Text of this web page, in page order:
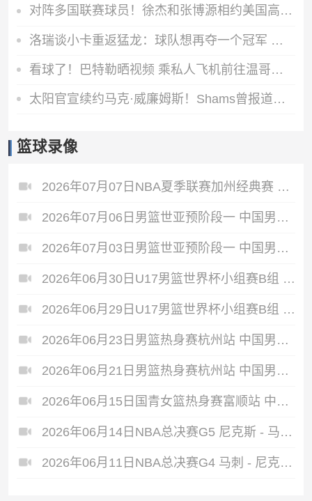
对阵多国联赛球员！徐杰和张博源相约美国高质量野球局
洛瑞谈小卡重返猛龙：球队想再夺一个冠军 这一切都将从小卡开始
看球了！巴特勒晒视频 乘私人飞机前往温哥华观战哥伦比亚VS瑞士
太阳官宣续约马克·威廉姆斯！Shams曾报道其合同为3年3800万美元
篮球录像
2026年07月07日NBA夏季联赛加州经典赛 热火 - 勇士 全场录像
2026年07月06日男篮世亚预阶段一 中国男篮 - 中国台北男篮 全场录像
2026年07月03日男篮世亚预阶段一 中国男篮 - 日本男篮 全场录像
2026年06月30日U17男篮世界杯小组赛B组 立陶宛U17男篮 - 中国U17男篮 全场录像
2026年06月29日U17男篮世界杯小组赛B组 中国U17男篮 - 加拿大U17男篮 录像
2026年06月23日男篮热身赛杭州站 中国男篮 - 荷兰男篮 全场录像
2026年06月21日男篮热身赛杭州站 中国男篮 - 澳大利亚男篮 全场录像
2026年06月15日国青女篮热身赛富顺站 中国U17女篮 - 伏伊伏丁那女篮 全场录像
2026年06月14日NBA总决赛G5 尼克斯 - 马刺 全场录像
2026年06月11日NBA总决赛G4 马刺 - 尼克斯 全场录像